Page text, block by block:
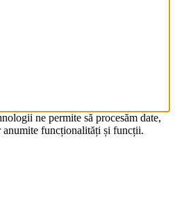
ne permite să procesăm date,
anumite funcționalități și funcții.